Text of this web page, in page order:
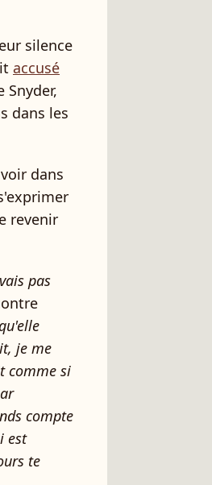
silence
accusé
Snyder,
dans les
dans
revenir
pas
je me
comme si
compte
est
te